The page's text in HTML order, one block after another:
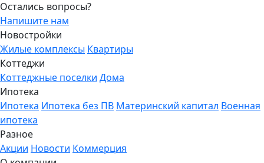
Остались вопросы?
Напишите нам
Новостройки
Жилые комплексы Квартиры
Коттеджи
Коттеджные поселки Дома
Ипотека
Ипотека Ипотека без ПВ Материнский капитал Военная
ипотека
Разное
Акции Новости Коммерция